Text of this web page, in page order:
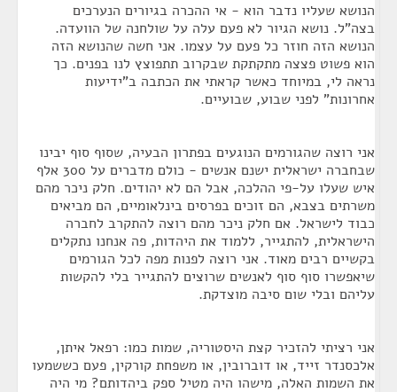
הנושא שעליו נדבר הוא - אי ההכרה בגיורים הנערכים
בצה"ל. נושא הגיור לא פעם עלה על שולחנה של הוועדה.
הנושא הזה חוזר כל פעם על עצמו. אני חשה שהנושא הזה
הוא פשוט פצצה מתקתקת שבקרוב תתפוצץ לנו בפנים. כך
נראה לי, במיוחד כאשר קראתי את הכתבה ב"ידיעות
אחרונות" לפני שבוע, שבועיים.
אני רוצה שהגורמים הנוגעים בפתרון הבעיה, שסוף סוף יבינו
שבחברה ישראלית ישנם אנשים - כולם מדברים על 300 אלף
איש שעלו על-פי ההלכה, אבל הם לא יהודים. חלק ניכר מהם
משרתים בצבא, הם זוכים בפרסים בינלאומיים, הם מביאים
כבוד לישראל. אם חלק ניכר מהם רוצה להתקרב לחברה
הישראלית, להתגייר, ללמוד את היהדות, פה אנחנו נתקלים
בקשיים רבים מאוד. אני רוצה לפנות מפה לכל הגורמים
שיאפשרו סוף סוף לאנשים שרוצים להתגייר בלי להקשות
עליהם ובלי שום סיבה מוצדקת.
אני רציתי להזכיר קצת היסטוריה, שמות כמו: רפאל איתן,
אלכסנדר זייד, או דוברובין, או משפחת קורקין, פעם כששמעו
את השמות האלה, מישהו היה מטיל ספק ביהדותם? מי היה